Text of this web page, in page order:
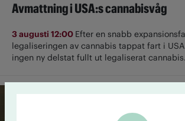
Avmattning i USA:s cannabisvåg
3 augusti 12:00 Efter en snabb
legaliseringen av cannabis tappat fart i
ingen ny delstat fullt ut ­legaliserat cannabis.